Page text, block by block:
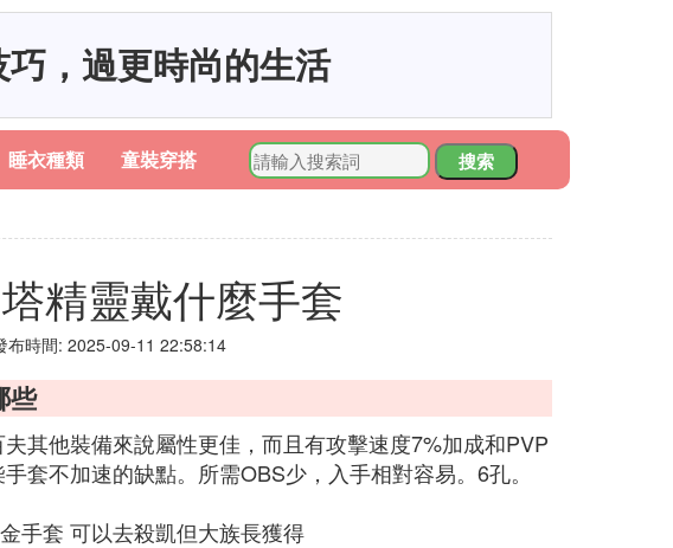
，過更時尚的生活
睡衣種類 童裝穿搭
搜索
精靈戴什麼手套
布時間: 2025-09-11 22:58:14
些
其他裝備來說屬性更佳，而且有攻擊速度7%加成和PVP
套不加速的缺點。所需OBS少，入手相對容易。6孔。
手套 可以去殺凱但大族長獲得